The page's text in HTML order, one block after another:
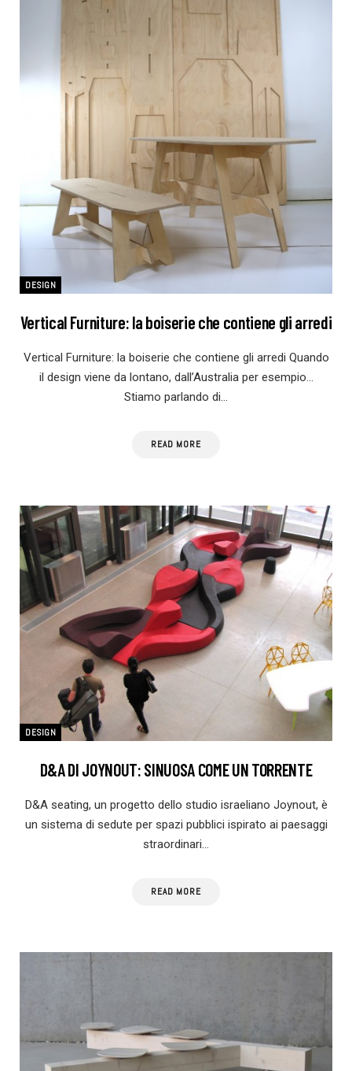
DESIGN
Vertical Furniture: la boiserie che contiene gli arredi
Vertical Furniture: la boiserie che contiene gli arredi Quando
il design viene da lontano, dall’Australia per esempio…
Stiamo parlando di…
READ MORE
DESIGN
D&A DI JOYNOUT: SINUOSA COME UN TORRENTE
D&A seating, un progetto dello studio israeliano Joynout, è
un sistema di sedute per spazi pubblici ispirato ai paesaggi
straordinari…
READ MORE